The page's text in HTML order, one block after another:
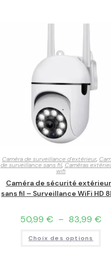
Caméra de surveillance d'extérieur,
de surveillance sans fil, Caméras
wifi
Caméra de sécurité
sans fil – Surveillance WiFi HD
50,99 € – 83,99 €
Choix des options